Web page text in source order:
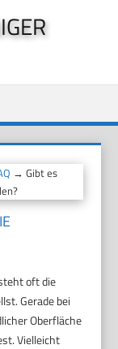
→ Gibt es
oft die
Gerade bei
Oberfläche
Vielleicht